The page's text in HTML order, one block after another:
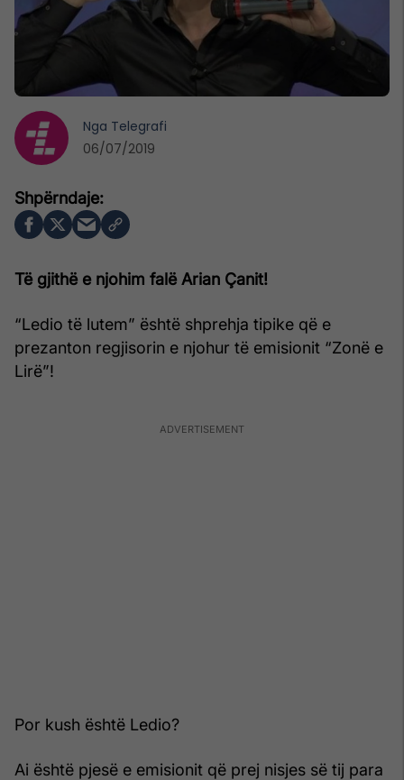
Të gjithë e njohim falë Arian Çanit!
“Ledio të lutem” është shprehja tipike që e
prezanton regjisorin e njohur të emisionit “Zonë e
Lirë”!
Por kush është Ledio?
Ai është pjesë e emisionit që prej nisjes së tij para
Nga Telegrafi
06/07/2019